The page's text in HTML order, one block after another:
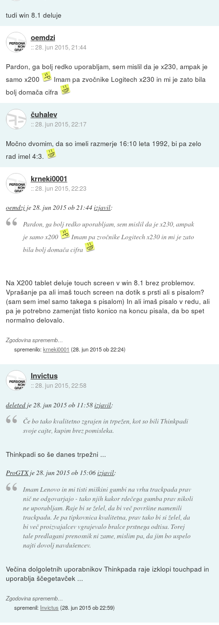
tudi win 8.1 deluje
oemdzi
::28. jun 2015, 21:44
Pardon, ga bolj redko uporabljam, sem mislil da je x230, ampak je
samo x200
Imam pa zvočnike Logitech x230 in mi je zato bila
bolj domača cifra
čuhalev
::28. jun 2015, 22:17
Močno dvomim, da so imeli razmerje 16:10 leta 1992, bi pa zelo
rad imel 4:3.
krneki0001
::28. jun 2015, 22:23
oemdzi je28. jun 2015 ob 21:44izjavil:
Pardon, ga bolj redko uporabljam, sem mislil da je x230, ampak
je samo x200
Imam pa zvočnike Logitech x230 in mi je zato
bila bolj domača cifra
Na X200 tablet deluje touch screen v win 8.1 brez problemov.
Vprašanje pa ali imaš touch screen na dotik s prsti ali s pisalom?
(sam sem imel samo takega s pisalom) In ali imaš pisalo v redu, ali
pa je potrebno zamenjat tisto konico na koncu pisala, da bo spet
normalno delovalo.
Zgodovina sprememb…
spremenilo:krneki0001 (28. jun 2015 ob 22:24)
Invictus
::28. jun 2015, 22:58
deleted je28. jun 2015 ob 11:58izjavil:
Če bo tako kvalitetno zgrajen in trpežen, kot so bili Thinkpadi
svoje cajte, kupim brez pomisleka.
Thinkpadi so še danes trpežni ...
ProGTXje28. jun 2015 ob 15:06izjavil:
Imam Lenovo in mi tisti miškini gumbi na vrhu trackpada prav
nič ne odgovarjajo - tako njih kakor rdečega gumba prav nikoli
ne uporabljam. Raje bi se želel, da bi več površine namenili
trackpadu. Je pa tipkovnica kvalitetna, prav tako bi si želel, da
bi več proizvajalcev vgrajevalo bralce prstnega odtisa. Torej
tale predlagani prenosnik ni zame, mislim pa, da jim bo uspelo
najti dovolj navdušencev.
Večina dolgoletnih uporabnikov Thinkpada raje izklopi touchpad in
uporablja ščegetavček ...
Zgodovina sprememb…
spremenil: Invictus (28. jun 2015 ob 22:59)